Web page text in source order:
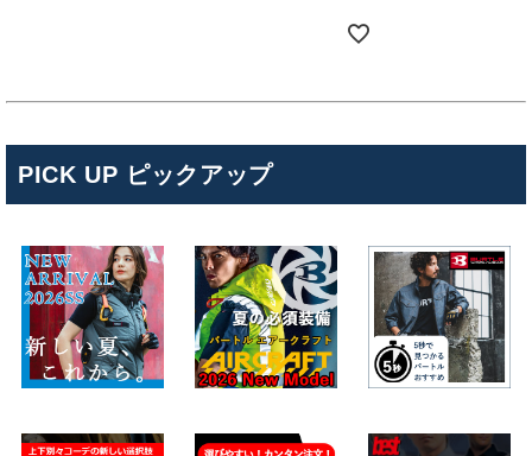
PICK UP ピックアップ